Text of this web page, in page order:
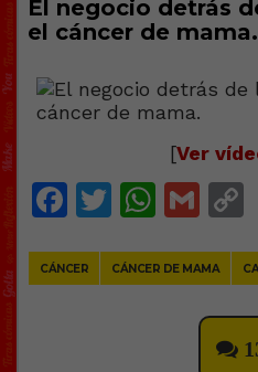
El negocio detrás
el cáncer de mama.
[Ver
Facebook
Twitter
CÁNCER CÁNCER DE MAMA